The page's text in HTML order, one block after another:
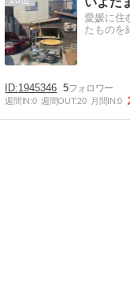
愛媛に住
たものを
1945346 5
週間IN:0 週間OUT:20 月間IN:0